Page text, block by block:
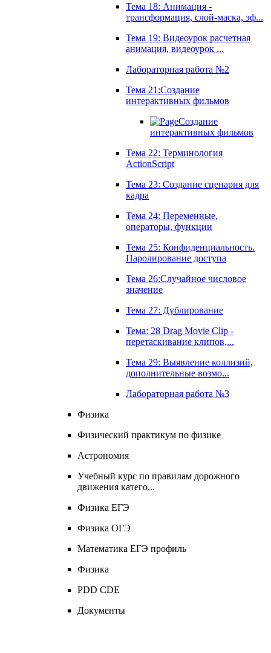
Тема 18: Анимация -
трансформация, слой-маска, эф...
Тема 19: Видеоурок расчетная
анимация, видеоурок ...
Лабораторная работа №2
Тема 21:Создание
интерактивных фильмов
Создание
интерактивных фильмов
Тема 22: Терминология
ActionScript
Тема 23: Создание сценария для
кадра
Тема 24: Переменные,
операторы, функции
Тема 25: Конфиденциальность.
Паролирование доступа
Тема 26:Случайное числовое
значение
Тема 27: Дублирование
Тема: 28 Drag Movie Clip -
перетаскивание клипов,...
Тема 29: Выявление коллизий,
дополнительные возмо...
Лабораторная работа №3
Физика
Физический практикум по физике
Астрономия
Учебный курс по правилам дорожного
движения катего...
Физика ЕГЭ
Физика ОГЭ
Математика ЕГЭ профиль
Физика
PDD CDЕ
Документы